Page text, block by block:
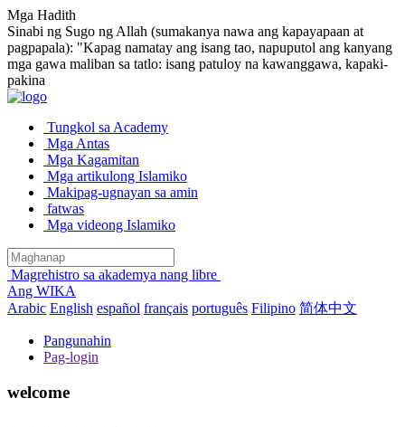
Mga Hadith
Sinabi ng Sugo ng Allah (sumakanya nawa ang kapayapaan at
pagpapala): "Kapag namatay ang isang tao, napuputol ang kanyang
mga gawa maliban sa tatlo: isang patuloy na kawanggawa, kapaki-
pakina
Tungkol sa Academy
Mga Antas
Mga Kagamitan
Mga artikulong Islamiko
Makipag-ugnayan sa amin
fatwas
Mga videong Islamiko
Magrehistro sa akademya nang libre
Ang WIKA
Arabic English español français português Filipino 简体中文
Pangunahin
Pag-login
welcome